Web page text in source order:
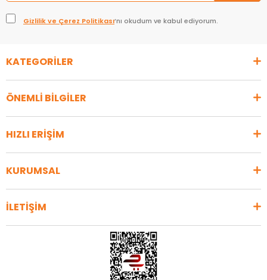
Gizlilik ve Çerez Politikası’nı okudum ve kabul ediyorum.
KATEGORİLER
ÖNEMLİ BİLGİLER
HIZLI ERİŞİM
KURUMSAL
İLETİŞİM